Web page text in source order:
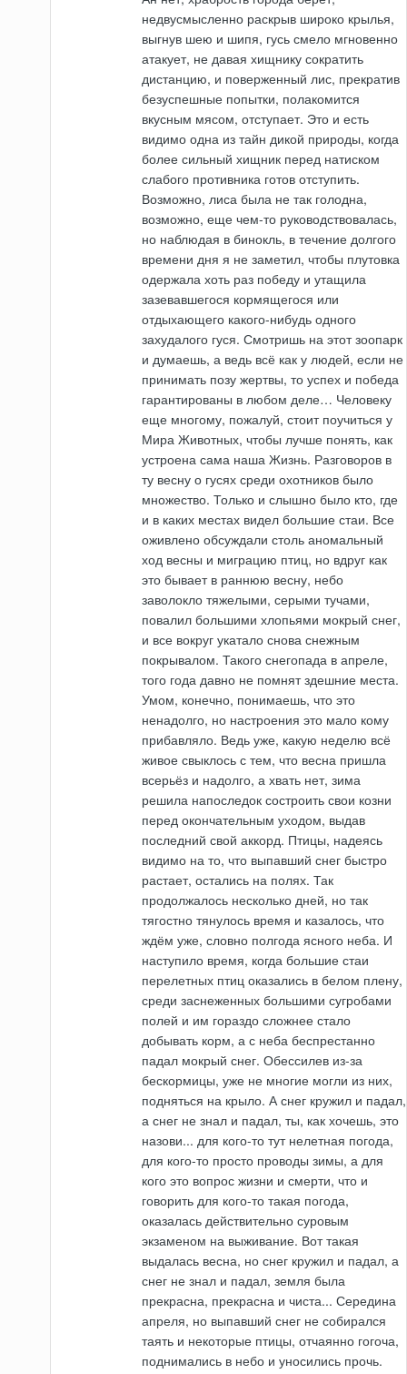
недвусмысленно раскрыв широко крылья,
выгнув шею и шипя, гусь смело мгновенно
атакует, не давая хищнику сократить
дистанцию, и поверженный лис, прекратив
безуспешные попытки, полакомится
вкусным мясом, отступает. Это и есть
видимо одна из тайн дикой природы, когда
более сильный хищник перед натиском
слабого противника готов отступить.
Возможно, лиса была не так голодна,
возможно, еще чем-то руководствовалась,
но наблюдая в бинокль, в течение долгого
времени дня я не заметил, чтобы плутовка
одержала хоть раз победу и утащила
зазевавшегося кормящегося или
отдыхающего какого-нибудь одного
захудалого гуся. Смотришь на этот зоопарк
и думаешь, а ведь всё как у людей, если не
принимать позу жертвы, то успех и победа
гарантированы в любом деле… Человеку
еще многому, пожалуй, стоит поучиться у
Мира Животных, чтобы лучше понять, как
устроена сама наша Жизнь. Разговоров в
ту весну о гусях среди охотников было
множество. Только и слышно было кто, где
и в каких местах видел большие стаи. Все
оживлено обсуждали столь аномальный
ход весны и миграцию птиц, но вдруг как
это бывает в раннюю весну, небо
заволокло тяжелыми, серыми тучами,
повалил большими хлопьями мокрый снег,
и все вокруг укатало снова снежным
покрывалом. Такого снегопада в апреле,
того года давно не помнят здешние места.
Умом, конечно, понимаешь, что это
ненадолго, но настроения это мало кому
прибавляло. Ведь уже, какую неделю всё
живое свыклось с тем, что весна пришла
всерьёз и надолго, а хвать нет, зима
решила напоследок состроить свои козни
перед окончательным уходом, выдав
последний свой аккорд. Птицы, надеясь
видимо на то, что выпавший снег быстро
растает, остались на полях. Так
продолжалось несколько дней, но так
тягостно тянулось время и казалось, что
ждём уже, словно полгода ясного неба. И
наступило время, когда большие стаи
перелетных птиц оказались в белом плену,
среди заснеженных большими сугробами
полей и им гораздо сложнее стало
добывать корм, а с неба беспрестанно
падал мокрый снег. Обессилев из-за
бескормицы, уже не многие могли из них,
подняться на крыло. А снег кружил и падал,
а снег не знал и падал, ты, как хочешь, это
назови... для кого-то тут нелетная погода,
для кого-то просто проводы зимы, а для
кого это вопрос жизни и смерти, что и
говорить для кого-то такая погода,
оказалась действительно суровым
экзаменом на выживание. Вот такая
выдалась весна, но снег кружил и падал, а
снег не знал и падал, земля была
прекрасна, прекрасна и чиста... Середина
апреля, но выпавший снег не собирался
таять и некоторые птицы, отчаянно гогоча,
поднимались в небо и уносились прочь.